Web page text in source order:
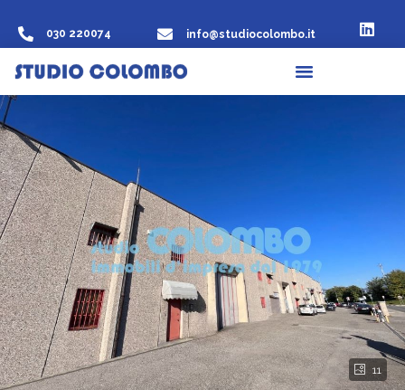
030 220074 info@studiocolombo.it
11